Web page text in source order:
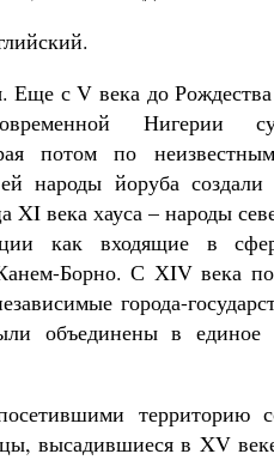
. Еще с V века до
Нигерии
потом по
народы йоруба создали
века хауса – народы
как входящие в
Борно. С ХIV века
города-
объединены в единое
территорию
высадившиеся в XV